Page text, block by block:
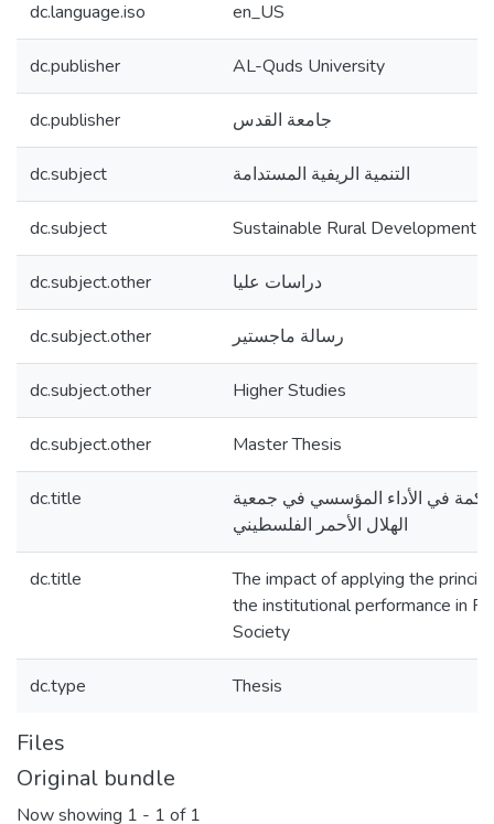
dc.language.iso en_US
dc.publisher AL-Quds University
dc.publisher جامعة القدس
dc.subject التنمية الريفية المستدامة
dc.subject Sustainable Rural Development
dc.subject.other دراسات عليا
dc.subject.other رسالة ماجستير
dc.subject.other Higher Studies
dc.subject.other Master Thesis
dc.title
في الأداء المؤسسي في جمعية
الهلال الأحمر الفلسطيني
dc.title
The impact of applying the
the institutional performance in
Society
dc.type Thesis
Files
Original bundle
Now showing 1 - 1 of 1